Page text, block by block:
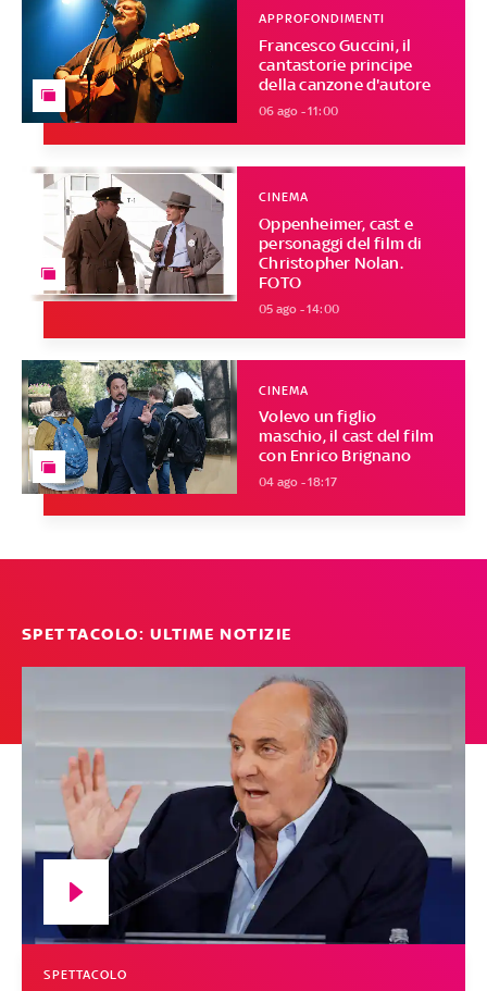
Francesco Guccini, il
cantastorie principe
della canzone d'autore
APPROFONDIMENTI
06 ago - 11:00
Oppenheimer, cast e
personaggi del film di
Christopher Nolan.
FOTO
CINEMA
05 ago - 14:00
Volevo un figlio
maschio, il cast del film
con Enrico Brignano
CINEMA
04 ago - 18:17
SPETTACOLO: ULTIME NOTIZIE
SPETTACOLO